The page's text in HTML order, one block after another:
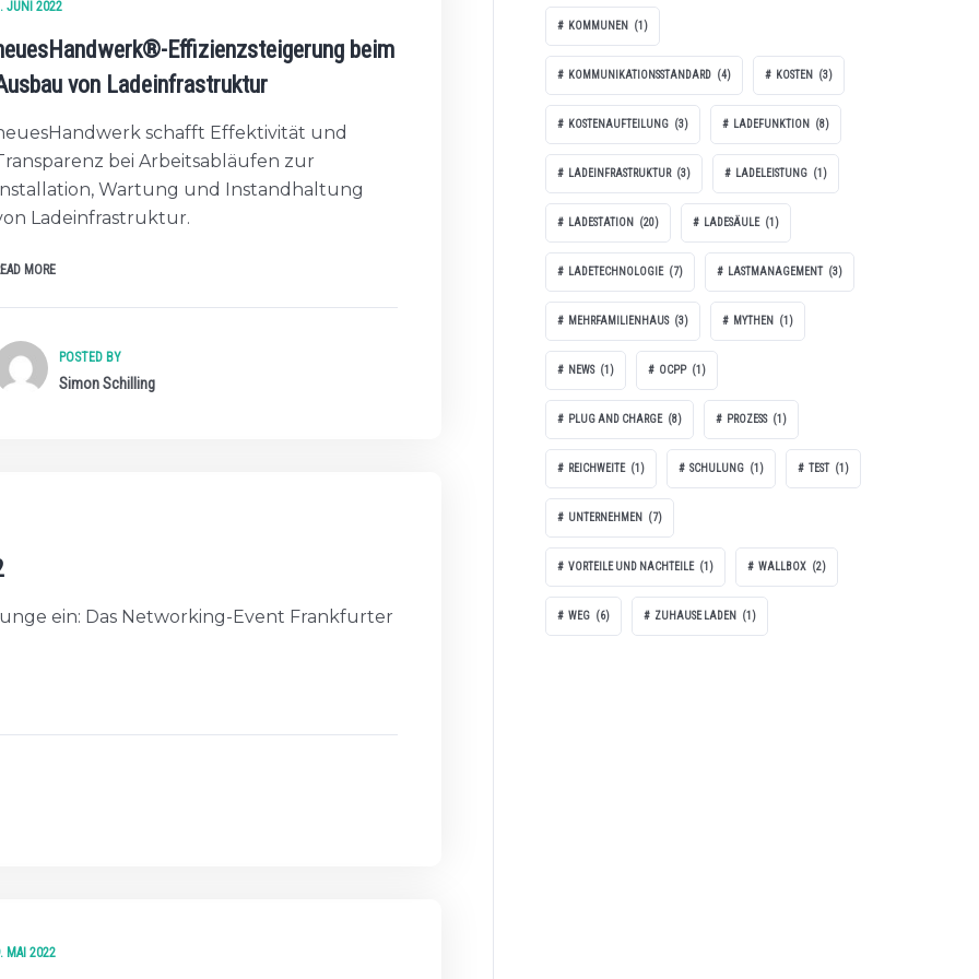
JUNI 2022
Effizienzsteigerung beim
von Ladeinfrastruktur
schafft Effektivität und
bei Arbeitsabläufen zur
Wartung und Instandhaltung
Ladeinfrastruktur.
MORE
POSTED BY
Simon Schilling
ein: Das Networking-Event Frankfurter
MAI 2022
KOMMUNEN (1)
KOMMUNIKATIONSSTANDARD (4) KOSTEN (3)
KOSTENAUFTEILUNG (3) LADEFUNKTION (8)
LADEINFRASTRUKTUR (3) LADELEISTUNG (1)
LADESTATION (20) LADESÄULE (1)
LADETECHNOLOGIE (7) LASTMANAGEMENT (3)
MEHRFAMILIENHAUS (3) MYTHEN (1)
NEWS (1) OCPP (1)
PLUG AND CHARGE (8) PROZESS (1)
REICHWEITE (1) SCHULUNG (1) TEST (1)
UNTERNEHMEN (7)
VORTEILE UND NACHTEILE (1) WALLBOX (2)
WEG (6) ZUHAUSE LADEN (1)